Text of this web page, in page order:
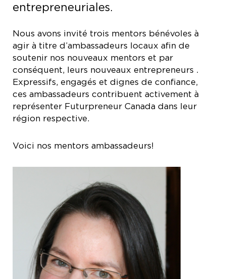
entrepreneuriales.
Nous avons invité trois mentors bénévoles à
agir à titre d’ambassadeurs locaux afin de
soutenir nos nouveaux mentors et par
conséquent, leurs nouveaux entrepreneurs .
Expressifs, engagés et dignes de confiance,
ces ambassadeurs contribuent activement à
représenter Futurpreneur Canada dans leur
région respective.
Voici nos mentors ambassadeurs!